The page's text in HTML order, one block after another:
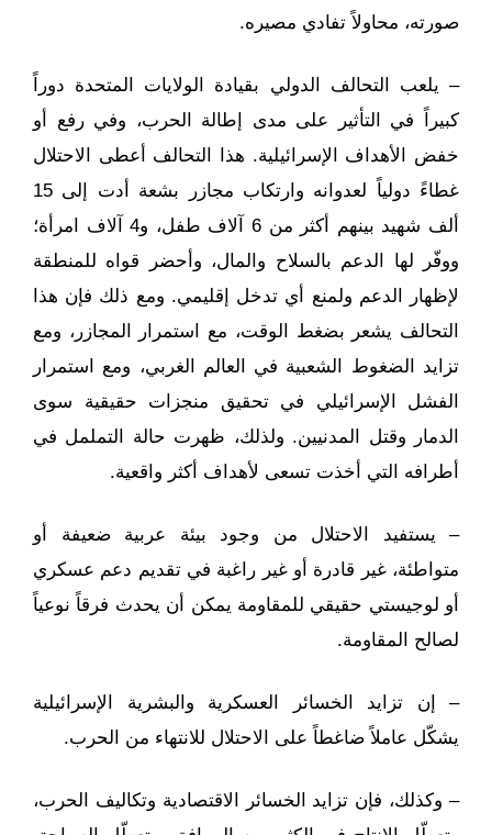
صورته، محاولاً تفادي مصيره.
– يلعب التحالف الدولي بقيادة الولايات المتحدة دوراً
كبيراً في التأثير على مدى إطالة الحرب، وفي رفع أو
خفض الأهداف الإسرائيلية. هذا التحالف أعطى الاحتلال
غطاءً دولياً لعدوانه وارتكاب مجازر بشعة أدت إلى 15
ألف شهيد بينهم أكثر من 6 آلاف طفل، و4 آلاف امرأة؛
ووفّر لها الدعم بالسلاح والمال، وأحضر قواه للمنطقة
لإظهار الدعم ولمنع أي تدخل إقليمي. ومع ذلك فإن هذا
التحالف يشعر بضغط الوقت، مع استمرار المجازر، ومع
تزايد الضغوط الشعبية في العالم الغربي، ومع استمرار
الفشل الإسرائيلي في تحقيق منجزات حقيقية سوى
الدمار وقتل المدنيين. ولذلك، ظهرت حالة التململ في
أطرافه التي أخذت تسعى لأهداف أكثر واقعية.
– يستفيد الاحتلال من وجود بيئة عربية ضعيفة أو
متواطئة، غير قادرة أو غير راغبة في تقديم دعم عسكري
أو لوجيستي حقيقي للمقاومة يمكن أن يحدث فرقاً نوعياً
لصالح المقاومة.
– إن تزايد الخسائر العسكرية والبشرية الإسرائيلية
يشكّل عاملاً ضاغطاً على الاحتلال للانتهاء من الحرب.
– وكذلك، فإن تزايد الخسائر الاقتصادية وتكاليف الحرب،